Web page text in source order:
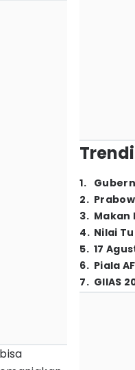
1.
2.
3. Makan
4. Nilai
5. 17
6. Piala
7. GIIAS